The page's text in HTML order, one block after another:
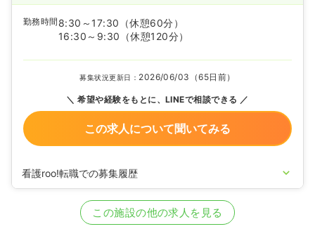
勤務時間 8:30～17:30
（休憩60分）
16:30～9:30
（休憩120分）
募集状況更新日： 2026/06/03（65日前）
希望や経験をもとに、LINEで相談できる
この求人について聞いてみる
看護roo!転職での募集履歴
正看護師の募集を開始
正看護師の募集を休止
この施設の他の求人を見る